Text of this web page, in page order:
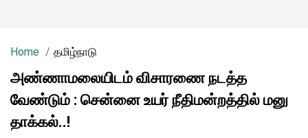
Home தமிழ்நாடு
அண்ணாமலையிடம் விசாரணை நடத்த
வேண்டும் : சென்னை உயர் நீதிமன்றத்தில் மனு
தாக்கல்..!